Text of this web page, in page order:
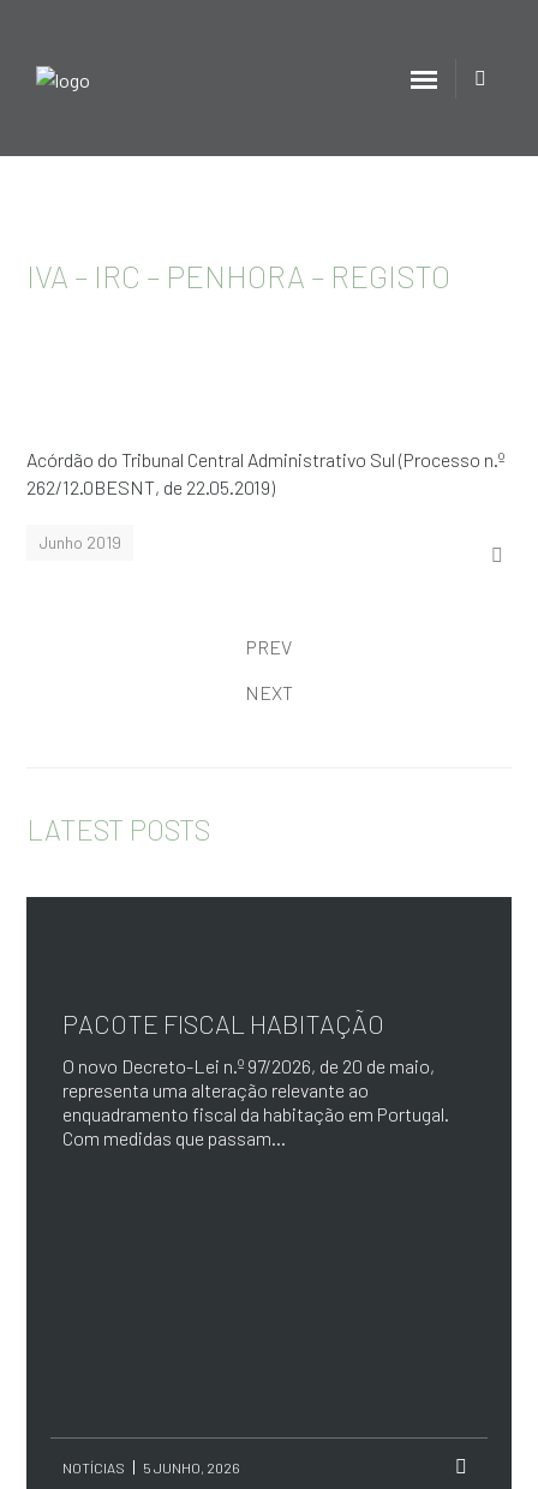
IVA – IRC – PENHORA – REGISTO
Acórdão do Tribunal Central Administrativo Sul (Processo n.º
262/12.0BESNT, de 22.05.2019)
Junho 2019
PREV
NEXT
LATEST POSTS
PACOTE FISCAL HABITAÇÃO
O novo Decreto-Lei n.º 97/2026, de 20 de maio,
representa uma alteração relevante ao
enquadramento fiscal da habitação em Portugal.
Com medidas que passam...
NOTÍCIAS 5 JUNHO, 2026